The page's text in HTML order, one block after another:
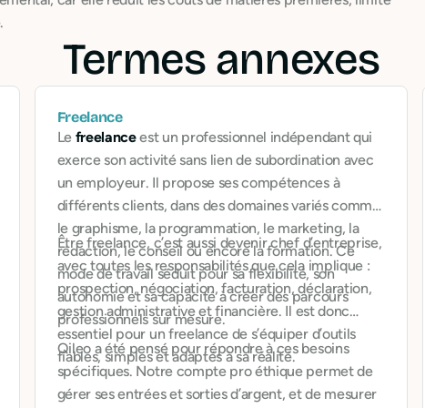
Termes annexes
Freelance
Le freelanceest un professionnel indépendant qui
exerce son activité sans lien de subordination avec
un employeur. Il propose ses compétences à
différents clients, dans des domaines variés comme
le graphisme, la programmation, le marketing, la
rédaction, le conseil ou encore la formation. Ce
mode de travail séduit pour sa flexibilité, son
autonomie et sa capacité à créer des parcours
professionnels sur mesure.
Être freelance, c’est aussi devenir chef d’entreprise,
avec toutes les responsabilités que cela implique :
prospection, négociation, facturation, déclaration,
gestion administrative et financière. Il est donc
essentiel pour un freelance de s’équiper d’outils
fiables, simples et adaptés à sa réalité.
Qileo a été pensé pour répondre à ces besoins
spécifiques. Notre compte pro éthique permet de
gérer ses entrées et sorties d’argent, et de mesurer